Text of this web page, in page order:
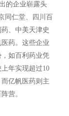
的企业崭露头
同仁堂、四川百
、中美天津史
药。这些企业
如百利药业凭
年实现超过10
亿帆医药则主
营。